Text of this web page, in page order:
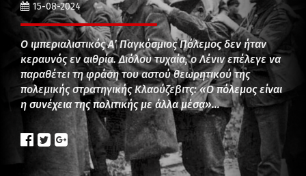
15-08-2024
Ο ιμπεριαλιστικός Α’ Παγκόσμιος Πόλεμος δεν ήταν
κεραυνός εν αιθρία. Διόλου τυχαία, ο Λένιν επέλεγε να
παραθέτει τη φράση του αστού θεωρητικού της
πολεμικής στρατηγικής Κλαούζεβιτς: «Ο πόλεμος είναι
η συνέχεια της πολιτικής με άλλα μέσα»…